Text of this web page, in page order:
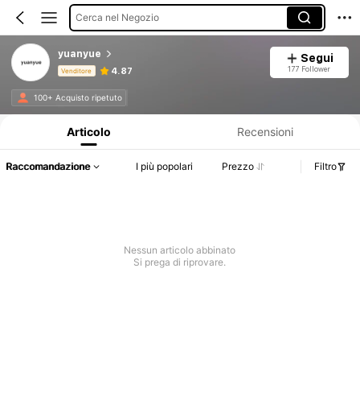
Cerca nel Negozio
yuanyue
Venditore 4.87
Segui
177 Follower
100+ Acquisto ripetuto
Articolo Recensioni
Raccomandazione I più popolari Prezzo Filtro
Nessun articolo abbinato
Si prega di riprovare.